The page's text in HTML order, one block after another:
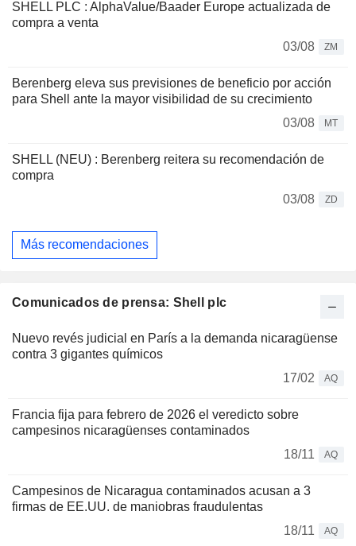
SHELL PLC : AlphaValue/Baader Europe actualizada de
compra a venta
03/08
ZM
Berenberg eleva sus previsiones de beneficio por acción
para Shell ante la mayor visibilidad de su crecimiento
03/08
MT
SHELL (NEU) : Berenberg reitera su recomendación de
compra
03/08
ZD
Más recomendaciones
Comunicados de prensa: Shell plc
Nuevo revés judicial en París a la demanda nicaragüense
contra 3 gigantes químicos
17/02
AQ
Francia fija para febrero de 2026 el veredicto sobre
campesinos nicaragüenses contaminados
18/11
AQ
Campesinos de Nicaragua contaminados acusan a 3
firmas de EE.UU. de maniobras fraudulentas
18/11
AQ